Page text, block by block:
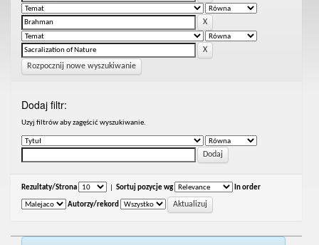
Rozpocznij nowe wyszukiwanie
Dodaj filtr:
Uzyj filtrów aby zagęścić wyszukiwanie.
Rezultaty/Strona Sortuj pozycje wg In order
Autorzy/rekord